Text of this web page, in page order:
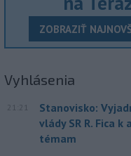
ZOBRAZIŤ
Vyhlásenia
21:21
Stanovisko:
vlády SR R. Fica
témam